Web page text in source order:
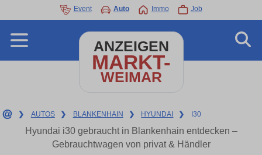
Event Auto Immo Job
ANZEIGEN
MARKT-
WEIMAR
❯ AUTOS ❯ BLANKENHAIN ❯ HYUNDAI ❯ I30
Hyundai i30 gebraucht in Blankenhain entdecken –
Gebrauchtwagen von privat & Händler